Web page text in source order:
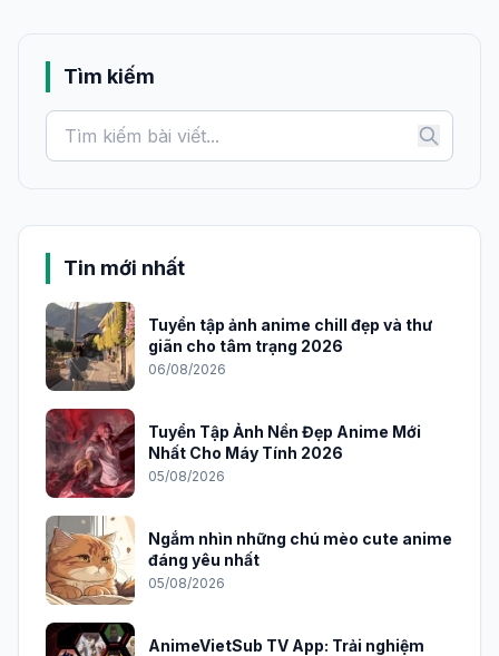
Tìm kiếm
Tin mới nhất
Tuyển tập ảnh anime chill đẹp và thư
giãn cho tâm trạng 2026
06/08/2026
Tuyển Tập Ảnh Nền Đẹp Anime Mới
Nhất Cho Máy Tính 2026
05/08/2026
Ngắm nhìn những chú mèo cute anime
đáng yêu nhất
05/08/2026
AnimeVietSub TV App: Trải nghiệm